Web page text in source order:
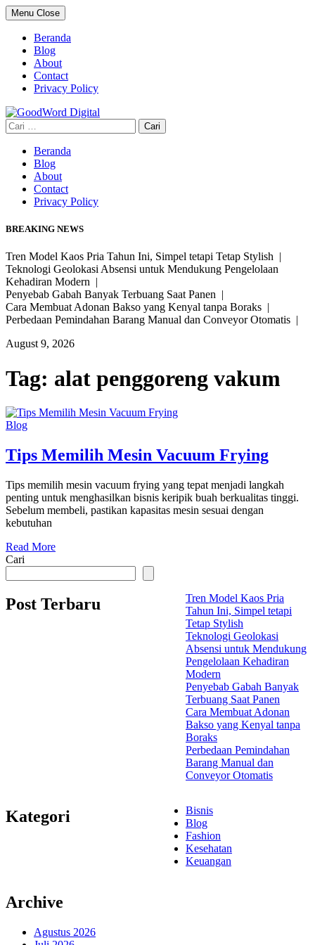
Skip
to
content
Menu Close
Beranda
Blog
About
Contact
Privacy Policy
Cari
untuk:
Beranda
Blog
About
Contact
Privacy Policy
BREAKING NEWS
Tren Model Kaos Pria Tahun Ini, Simpel tetapi Tetap Stylish |
Teknologi Geolokasi Absensi untuk Mendukung Pengelolaan
Kehadiran Modern |
Penyebab Gabah Banyak Terbuang Saat Panen |
Cara Membuat Adonan Bakso yang Kenyal tanpa Boraks |
Perbedaan Pemindahan Barang Manual dan Conveyor Otomatis |
August 9, 2026
Tag: alat penggoreng vakum
Blog
Tips Memilih Mesin Vacuum Frying
Tips memilih mesin vacuum frying yang tepat menjadi langkah
penting untuk menghasilkan bisnis keripik buah berkualitas tinggi.
Sebelum membeli, pastikan kapasitas mesin sesuai dengan
kebutuhan
Read More
Cari
Post Terbaru
Tren Model Kaos Pria
Tahun Ini, Simpel tetapi
Tetap Stylish
Teknologi Geolokasi
Absensi untuk Mendukung
Pengelolaan Kehadiran
Modern
Penyebab Gabah Banyak
Terbuang Saat Panen
Cara Membuat Adonan
Bakso yang Kenyal tanpa
Boraks
Perbedaan Pemindahan
Barang Manual dan
Conveyor Otomatis
Kategori
Bisnis
Blog
Fashion
Kesehatan
Keuangan
Archive
Agustus 2026